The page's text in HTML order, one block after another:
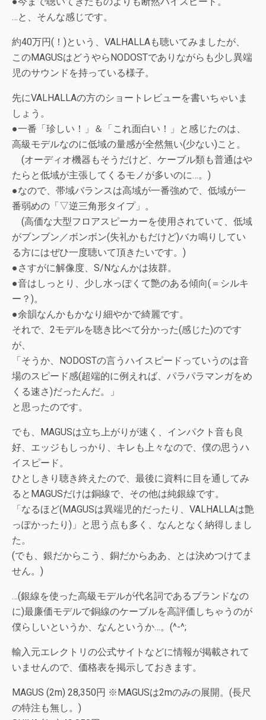
…と、そんな感じです。
約40万円(！)という、VALHALLAも聴いてみましたが、
このMAGUSはどうやらNODOSTでありながらも少し異端
児のサウンドを持っている様子。
先にVALHALLAの方のショートレビューを書いちゃいま
しょう。
●一番「珍しい！」＆「これ面白い！」と感じたのは、
高級モデルなのに低域の量感が全然無い(少ない)こと。
(オーディオ機器もそうだけど、ケーブル類も普通はや
たらと低域が主張してくるモノが多いのに…。)
●なので、帯域バランスは高域が一番強めで、低域が一
番弱めの「▽逆三角形タイプ」。
(高価な大型フロアスピーカーを使用されていて、低域
がブンブン／ボンボン(失礼かもだけど)バカ鳴りしてい
る方にはぜひ一度聴いて頂きたいです。)
●さすがに解像度、S/Nなんかは抜群。
●音はしっとり、少し水っぽくて艶のある傾向(＝シルキ
ー？)。
●余韻なんかもかなり細やかで綺麗です。
それで、2モデルを聴き比べて分かった(感じた)のです
が、
「そうか、NODOSTの言うハイスピードっていうのは音
場のスピード感(超端的に例えれば、パラパラマンガをめ
くる速さ)だったんだ。」
と思ったのです。
でも、MAGUSは立ち上がりが速く、インパクト音も良
好、エッジもしっかり、キレも上々なので、僕の思うハ
イスピード。
ひとしきり聴き終えたので、最後に資料に目を通してみ
るとMAGUSだけは銅線で、その他は純銀線です。
「なるほど(MAGUSは異端児的だったり、VALHALLAは艶
っぽかったり)」と思う点も多く、なんとなく納得しまし
た。
(でも、銀だからこう、銅だからああ、とは決めつけてま
せん。)
…(銀線を使った高級モデルが代名詞であるブランドなの
に)最廉価モデルで銅線のケーブルを高評価しちゃうのが
僕らしいというか、なんというか…。(^-^;
輸入元エレクトリの公式サイトなどに情報が掲載されて
いませんので、価格表を掲示しておきます。
MAGUS (2m) 28,350円 ※MAGUSは2mのみの展開。(長尺
の特注も無し。)